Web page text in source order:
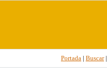
Portada | Buscar|